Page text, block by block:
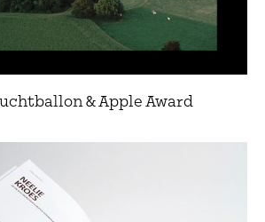
& Apple Award